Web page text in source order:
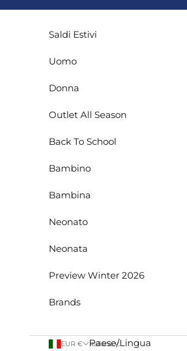
Saldi Estivi
Uomo
Donna
Outlet All Season
Back To School
Bambino
Bambina
Neonato
Neonata
Preview Winter 2026
Brands
EUR €
Paese/Area
Italiano
Lingua